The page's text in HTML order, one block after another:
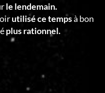
le lendemain.
utilisé ce tempsà bon
plus rationnel.